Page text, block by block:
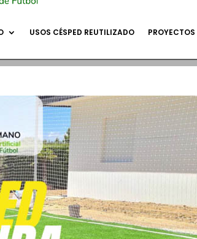
USOS CÉSPED REUTILIZADO PROYECTOS